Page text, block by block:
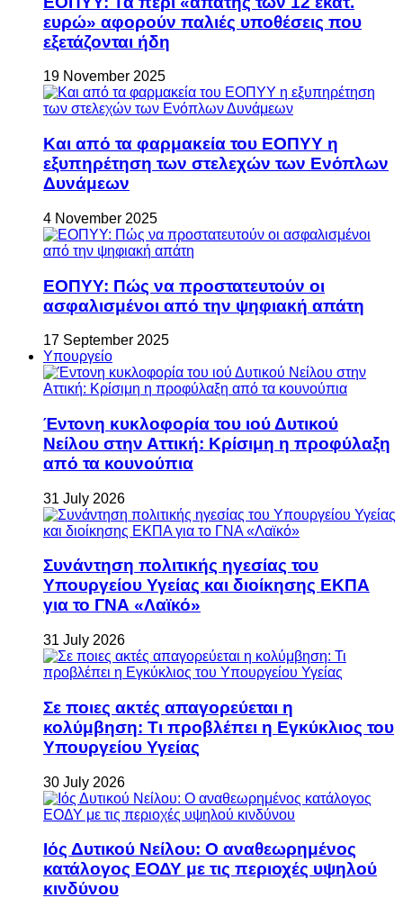
ευρώ» αφορούν παλιές υποθέσεις που
εξετάζονται ήδη
19 November 2025
Και από τα φαρμακεία του ΕΟΠΥΥ η
εξυπηρέτηση των στελεχών των Ενόπλων
Δυνάμεων
4 November 2025
ΕΟΠΥΥ: Πώς να προστατευτούν οι
ασφαλισμένοι από την ψηφιακή απάτη
17 September 2025
Υπουργείο
Έντονη κυκλοφορία του ιού Δυτικού
Νείλου στην Αττική: Κρίσιμη η προφύλαξη
από τα κουνούπια
31 July 2026
Συνάντηση πολιτικής ηγεσίας του
Υπουργείου Υγείας και διοίκησης ΕΚΠΑ
για το ΓΝΑ «Λαϊκό»
31 July 2026
Σε ποιες ακτές απαγορεύεται η
κολύμβηση: Τι προβλέπει η Εγκύκλιος του
Υπουργείου Υγείας
30 July 2026
Ιός Δυτικού Νείλου: Ο αναθεωρημένος
κατάλογος ΕΟΔΥ με τις περιοχές υψηλού
κινδύνου